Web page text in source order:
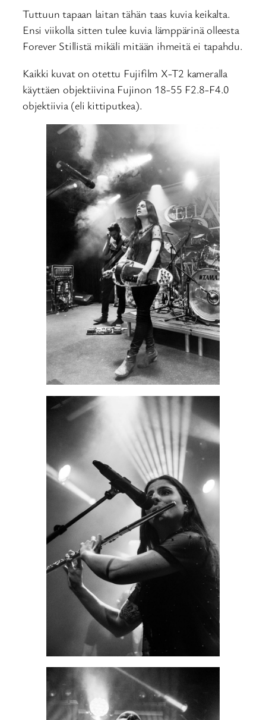
Tuttuun tapaan laitan tähän taas kuvia keikalta.
Ensi viikolla sitten tulee kuvia lämppärinä olleesta
Forever Stillistä mikäli mitään ihmeitä ei tapahdu.
Kaikki kuvat on otettu Fujifilm X-T2 kameralla
käyttäen objektiivina Fujinon 18-55 F2.8-F4.0
objektiivia (eli kittiputkea).